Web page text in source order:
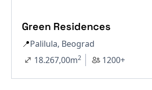
Green Residences
📍Palilula, Beograd
18.267,00m2 1200+